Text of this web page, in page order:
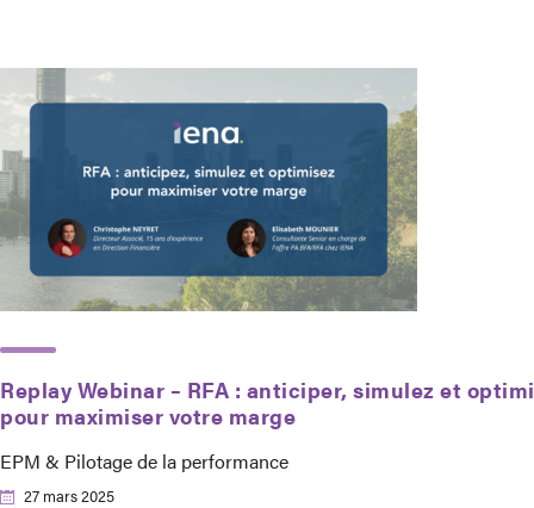
Replay Webinar – RFA : anticiper, simulez et
pour maximiser votre marge
EPM & Pilotage de la performance
27 mars 2025